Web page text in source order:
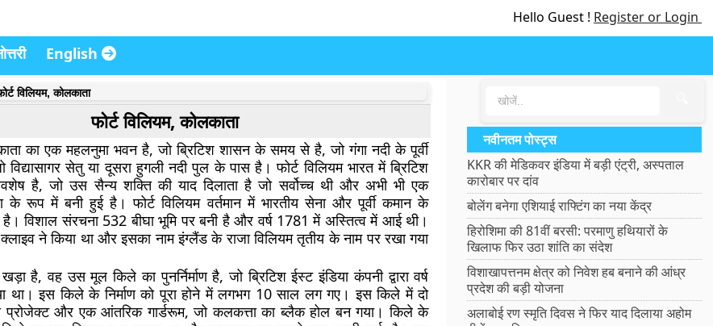
Hello Guest ! Register or Login
English
विलियम, कोलकाता
फोर्ट विलियम, कोलकाता
का एक महलनुमा भवन है, जो ब्रिटिश शासन के समय से है, जो गंगा नदी के पूर्वी
सेतु या दूसरा हुगली नदी पुल के पास है। फोर्ट विलियम भारत में ब्रिटिश
है, जो उस सैन्य शक्ति की याद दिलाता है जो सर्वोच्च थी और अभी भी एक
के रूप में बनी हुई है। फोर्ट विलियम वर्तमान में भारतीय सेना और पूर्वी कमान के
है। विशाल संरचना 532 बीघा भूमि पर बनी है और वर्ष 1781 में अस्तित्व में आई थी।
क्लाइव ने किया था और इसका नाम इंग्लैंड के राजा विलियम तृतीय के नाम पर रखा गया
है, वह उस मूल किले का पुनर्निर्माण है, जो ब्रिटिश ईस्ट इंडिया कंपनी द्वारा वर्ष
था। इस किले के निर्माण को पूरा होने में लगभग 10 साल लग गए। इस किले में दो
प्रोजेक्ट और एक आंतरिक गार्डरूम, जो कलकत्ता का ब्लैक होल बन गया। किले के
नवीनतम पोस्ट्स
KKR की मेडिकवर इंडिया में बड़ी एंट्री, अस्पताल
कारोबार पर दांव
बोलेंग बनेगा एशियाई राफ्टिंग का नया केंद्र
हिरोशिमा की 81वीं बरसी: परमाणु हथियारों के
खिलाफ फिर उठा शांति का संदेश
विशाखापत्तनम क्षेत्र को निवेश हब बनाने की आंध्र
प्रदेश की बड़ी योजना
अलाबोई रण स्मृति दिवस ने फिर याद दिलाया अहोम